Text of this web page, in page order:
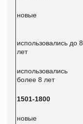
новые
использовались до 8
лет
использовались
более 8 лет
1501-1800
новые